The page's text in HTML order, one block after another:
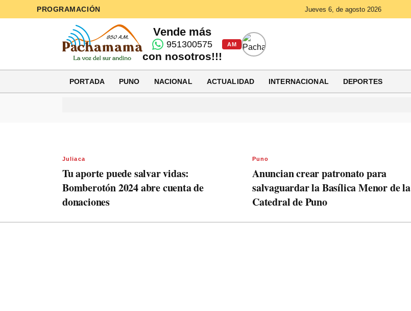
PROGRAMACIÓN Jueves 6, de agosto 2026
Vende más
951300575
con nosotros!!!
AM
PORTADA PUNO NACIONAL ACTUALIDAD INTERNACIONAL DEPORTES
Juliaca
Tu aporte puede salvar vidas:
Bomberotón 2024 abre cuenta de
donaciones
Puno
Anuncian crear patronato para
salvaguardar la Basílica Menor de la
Catedral de Puno